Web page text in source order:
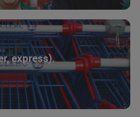
express).